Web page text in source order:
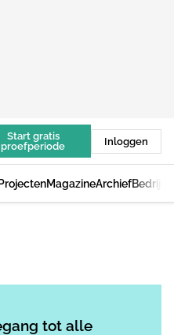
Start gratis
proefperiode
Inloggen
MagazineArchief
tot alle